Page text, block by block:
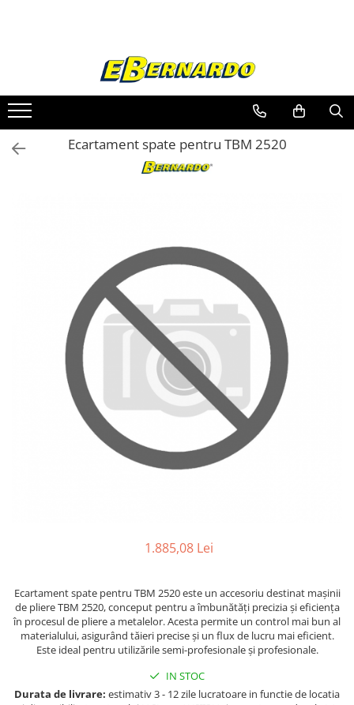
Prelucrare metal
Fierastraie pentru metal
Ferastraie mobile pentru metal
Fierastraie prelucrare metal
Ferastraie orizontale pentru metal
Ferastraie automate cu banda si
Ferastraie metal cu banda si taiere
dubla semiautomate
Ferastraie prelucrare metal cu
banda si taiere dubla
Strunguri pentru metal
Strunguri CNC
Strunguri cu cutie de viteze
Strunguri cu surub de ghidare
Masini de gaurit
Masini de gaurit - Vario - cu masa
si coloana
Masini de gaurit cu angrenaj, masa
Masini de gaurit cu coloana
Ecartament spate pentru TBM 2520
1.885,08 Lei
Ecartament spate pentru TBM 2520 este un accesoriu destinat mașinii
de pliere TBM 2520, conceput pentru a îmbunătăți precizia și eficiența
în procesul de pliere a metalelor. Acesta permite un control mai bun al
materialului, asigurând tăieri precise și un flux de lucru mai eficient.
Este ideal pentru utilizările semi-profesionale și profesionale.
IN STOC
Durata de livrare: estimativ 3 - 12 zile lucratoare in functie de locatia